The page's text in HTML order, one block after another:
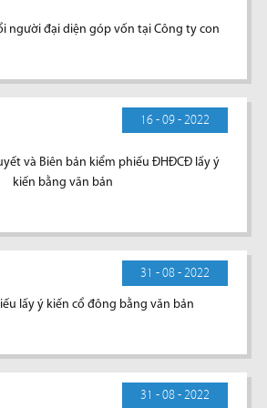
người đại diện góp vốn tại Công ty con
16 - 09 - 2022
và Biên bản kiểm phiếu ĐHĐCĐ lấy ý
kiến bằng văn bản
31 - 08 - 2022
lấy ý kiến cổ đông bằng văn bản
31 - 08 - 2022